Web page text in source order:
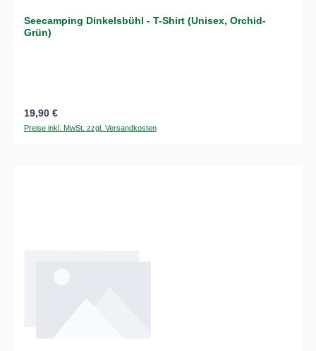
Seecamping Dinkelsbühl - T-Shirt (Unisex, Orchid-
Grün)
Regulärer Preis:
19,90 €
Preise inkl. MwSt. zzgl. Versandkosten